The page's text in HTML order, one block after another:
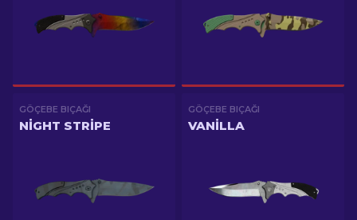
GÖÇEBE BIÇAĞI
NIGHT STRIPE
GÖÇEBE BIÇAĞI
VANILLA